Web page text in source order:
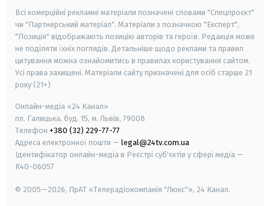
Всі комерційні рекламні матеріали позначені словами "Спецпроєкт"
чи "Партнерський матеріал". Матеріали з позначкою "Експерт",
"Позиція" відображають позицію авторів та героїв. Редакція може
не поділяти їхніх поглядів. Детальніше щодо реклами та правил
цитування можна ознайомитись в правилах користування сайтом.
Усі права захищені. Матеріали сайту призначені для осіб старше 21
року (21+)
Онлайн-медіа «24 Канал»
пл. Галицька, буд. 15, м. Львів, 79008
Телефон +380 (32) 229-77-77
Адреса електронної пошти — legal@24tv.com.ua
Ідентифікатор онлайн-медіа в Реєстрі суб'єктів у сфері медіа —
R40-06057
© 2005—2026, ПрАТ «Телерадіокомпанія "Люкс"», 24 Канал.